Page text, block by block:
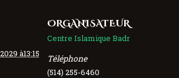
à13:15
ORGANISATEUR
Centre Islamique Badr
Téléphone
(514) 255-6460